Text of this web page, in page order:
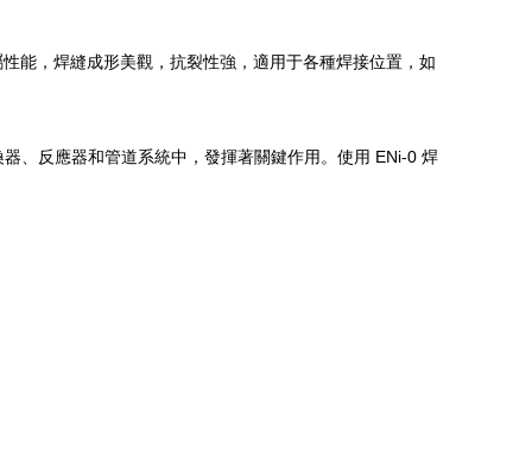
能，焊縫成形美觀，抗裂性強，適用于各種焊接位置，如
、反應器和管道系統中，發揮著關鍵作用。使用 ENi-0 焊